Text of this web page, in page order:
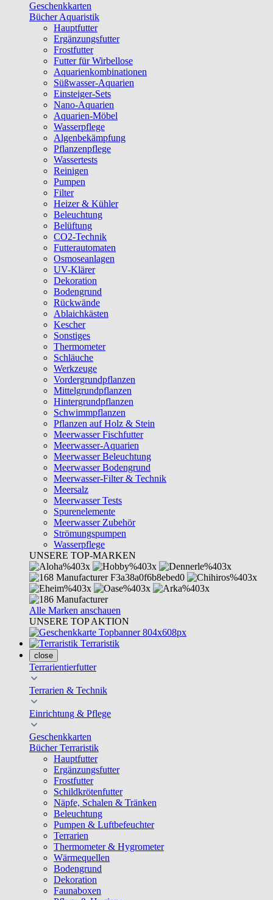
Geschenkkarten
Bücher Aquaristik
Hauptfutter
Ergänzungsfutter
Frostfutter
Futter für Wirbellose
Aquarienkombinationen
Süßwasser-Aquarien
Einsteiger-Sets
Nano-Aquarien
Aquarien-Möbel
Wasserpflege
Algenbekämpfung
Pflanzenpflege
Wassertests
Reinigen
Pumpen
Filter
Heizer & Kühler
Beleuchtung
Belüftung
CO2-Technik
Futterautomaten
Osmoseanlagen
UV-Klärer
Dekoration
Bodengrund
Rückwände
Ablaichkästen
Kescher
Sonstiges
Thermometer
Schläuche
Werkzeuge
Vordergrundpflanzen
Mittelgrundpflanzen
Hintergrundpflanzen
Schwimmpflanzen
Pflanzen auf Holz & Stein
Meerwasser Fischfutter
Meerwasser-Aquarien
Meerwasser Beleuchtung
Meerwasser Bodengrund
Meerwasser-Filter & Technik
Meersalz
Meerwasser Tests
Spurenelemente
Meerwasser Zubehör
Strömungspumpen
Wasserpflege
UNSERE TOP-MARKEN
Alle Marken anschauen
UNSERE TOP AKTION
Terraristik
close
Terrarientierfutter
Terrarien & Technik
Einrichtung & Pflege
Geschenkkarten
Bücher Terraristik
Hauptfutter
Ergänzungsfutter
Frostfutter
Schildkrötenfutter
Näpfe, Schalen & Tränken
Beleuchtung
Pumpen & Luftbefeuchter
Terrarien
Thermometer & Hygrometer
Wärmequellen
Bodengrund
Dekoration
Faunaboxen